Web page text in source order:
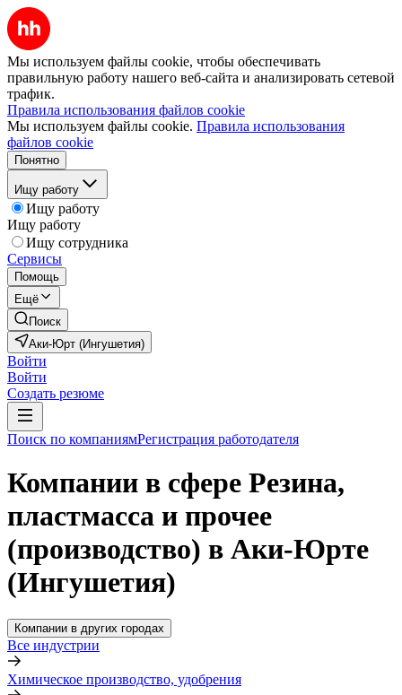
Мы используем файлы cookie, чтобы обеспечивать
правильную работу нашего веб-сайта и анализировать сетевой
трафик.
Правила использования файлов cookie
Мы используем файлы cookie. Правила использования
файлов cookie
Понятно
Ищу работу
Ищу работу
Ищу работу
Ищу сотрудника
Сервисы
Помощь
Ещё
Поиск
Аки-Юрт (Ингушетия)
Войти
Войти
Создать резюме
Поиск по компаниямРегистрация работодателя
Компании в сфере Резина,
пластмасса и прочее
(производство) в Аки-Юрте
(Ингушетия)
Компании в других городах
Все индустрии
Химическое производство, удобрения